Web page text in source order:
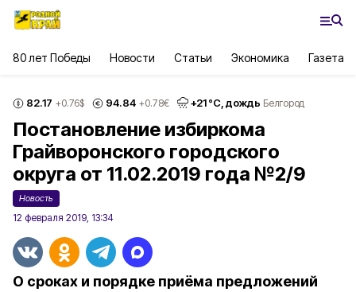
80 лет Победы Новости Статьи Экономика Газета
82.17 +0.76$ 94.84 +0.78€ +21°С, дождь Белгород
Постановление избиркома
Грайворонского городского
округа от 11.02.2019 года №2/9
Новость
12 февраля 2019, 13:34
О сроках и порядке приёма предложений